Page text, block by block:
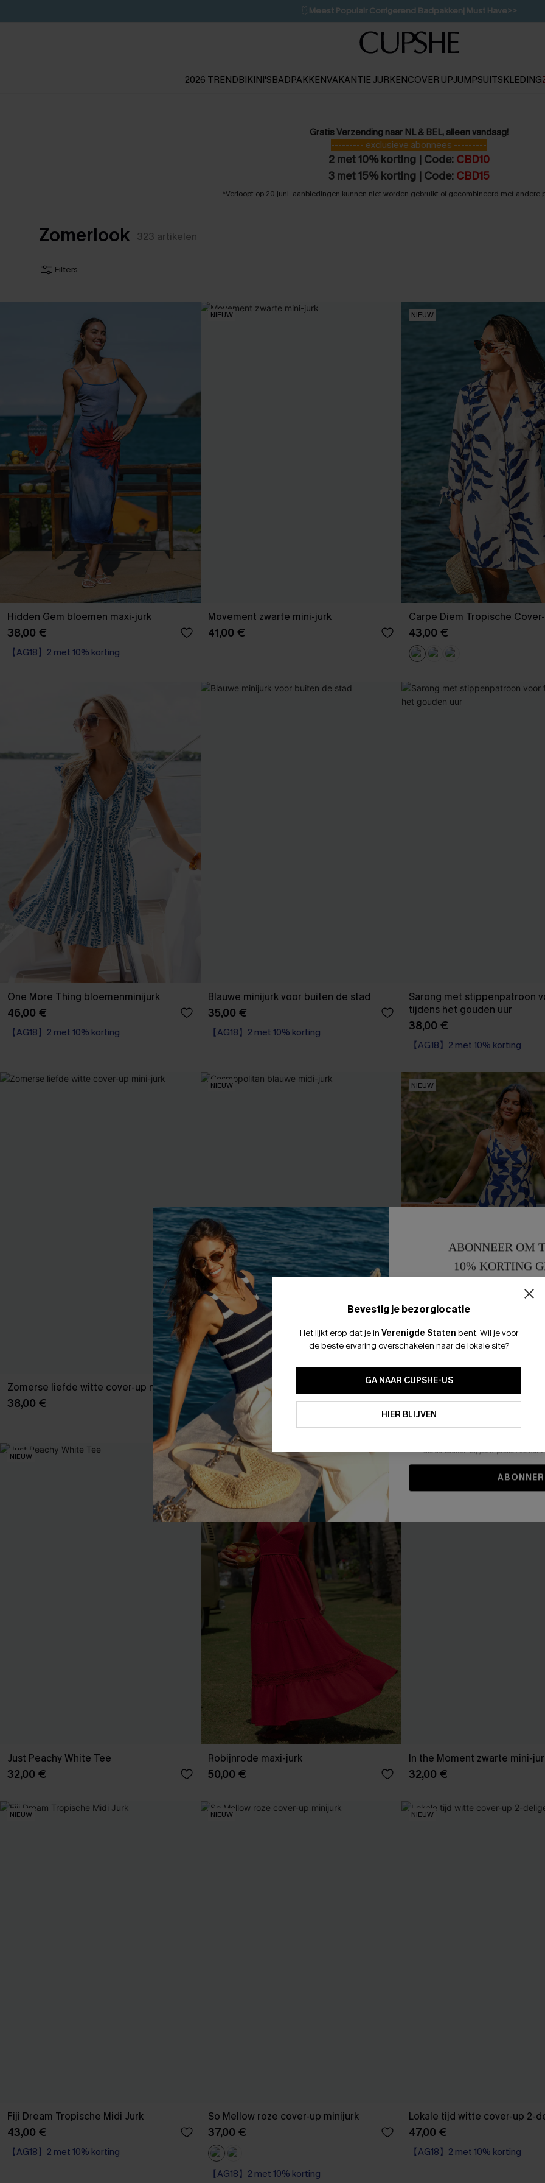
🩱 Meest Populair Corrigerend Badpakken| Must Have>>
💌Abonneer je & ontvang tot 15% korting>>
Koop 3, krijg 15% korting | CODE: SW15 1D:12H:52M:22S
2026 TRENDBIKINI'SBADPAKKENVAKANTIE JURKENCOVER UPJUMPSUITSKLEDING
Gratis Verzending naar NL & BEL, alleen vandaag!
--------- exclusieve abonnees ---------
2 met 10% korting | Code: CBD10
3 met 15% korting | Code: CBD15
*Verloopt op 20 juni, aanbiedingen kunnen niet worden gebruikt of gecombineerd met andere
Zomerlook 323 artikelen
Filters
Hidden Gem bloemen maxi-jurk
38,00 €
【AG18】2 met 10% korting
NIEUW
Movement zwarte mini-jurk
41,00 €
NIEUW
Carpe Diem Tropische
43,00 €
One More Thing bloemenminijurk
46,00 €
【AG18】2 met 10% korting
Blauwe minijurk voor buiten de stad
35,00 €
【AG18】2 met 10% korting
Sarong met stippenpatroon
tijdens het gouden uur
38,00 €
【AG18】2 met 10% korting
Zomerse liefde witte cover-up mini-jurk
38,00 €
NIEUW
Cosmopolitan blauwe midi-jurk
41,00 €
NIEUW
Tropische maxi-jurk die de
door gedragen kan worden
47,00 €
NIEUW
Just Peachy White Tee
32,00 €
NIEUW
Robijnrode maxi-jurk
50,00 €
In the Moment zwarte mini-
32,00 €
NIEUW
Fiji Dream Tropische Midi Jurk
43,00 €
【AG18】2 met 10% korting
NIEUW
So Mellow roze cover-up minijurk
37,00 €
【AG18】2 met 10% korting
NIEUW
Lokale tijd witte cover-up 2-
47,00 €
【AG18】2 met 10% korting
Bevestig je bezorglocatie
Het lijkt erop dat je in Verenigde Staten bent. Wil je voor
de beste ervaring overschakelen naar de lokale site?
GA NAAR CUPSHE-US
HIER BLIJVEN
ABONNEER OM
10% KORTING
15%
Door je contactgegevens in te
Algemene
stemt er tevens mee in om
en gepersonaliseerde
winkelwagen) en e-mails van
niet vereist voor een aankoop. We
informatie gebruiken om producten
die aansluiten bij jouw profiel. Je